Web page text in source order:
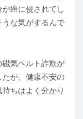
癌に侵されてし
うな気がするんで
気ベルト詐欺が
が、健康不安の
ちはよく分かり